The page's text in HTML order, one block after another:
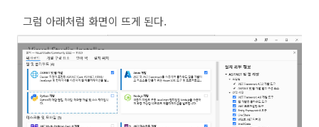
그럼 아래처럼 화면이 뜨게 된다.